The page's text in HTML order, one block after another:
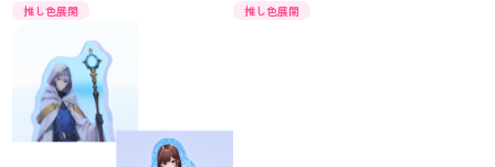
推し色展開 推し色展開